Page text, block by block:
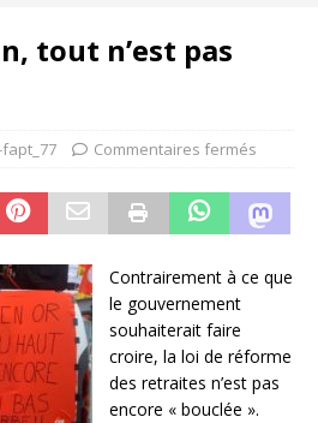
tout n’est pas
fapt_77 Commentaires fermés
Contrairement à ce que
le gouvernement
souhaiterait faire
croire, la loi de réforme
des retraites n’est pas
encore « bouclée ».